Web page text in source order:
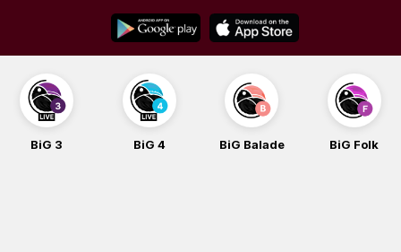
content
BiG 3 BiG 4 BiG Balade BiG Folk